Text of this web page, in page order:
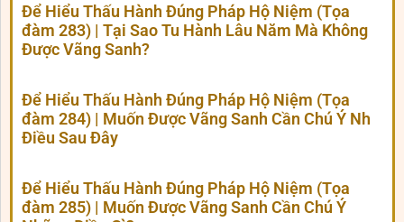
Để Hiểu Thấu Hành Đúng Pháp Hộ Niệm (Tọa
đàm 283) | Tại Sao Tu Hành Lâu Năm Mà Không
Được Vãng Sanh?
Để Hiểu Thấu Hành Đúng Pháp Hộ Niệm (Tọa
đàm 284) | Muốn Được Vãng Sanh Cần Chú Ý Nh
Điều Sau Đây
Để Hiểu Thấu Hành Đúng Pháp Hộ Niệm (Tọa
đàm 285) | Muốn Được Vãng Sanh Cần Chú Ý